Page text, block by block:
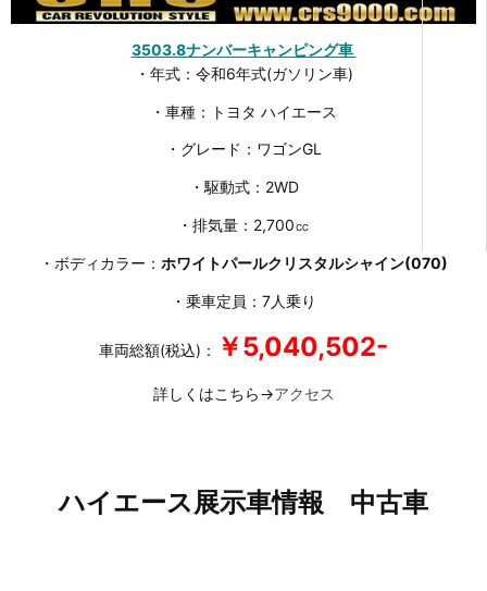
3503.8ナンバーキャンピング車
・年式：令和6年式(ガソリン車)
・車種：トヨタ ハイエース
・グレード：ワゴンGL
・駆動式：2WD
・排気量：2,700㏄
・ボディカラー： ホワイトパールクリスタルシャイン(070)
・乗車定員：7人乗り
車両総額(税込)： ￥5,040,502-
詳しくはこちら→アクセス
ハイエース展示車情報 中古車